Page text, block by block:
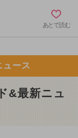
あとで読む
ュース
&最新ニュ